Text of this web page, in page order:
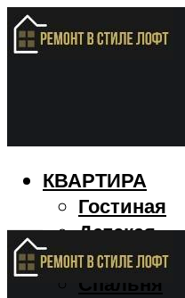
КВАРТИРА
Гостиная
Детская
Кухня
Спальня